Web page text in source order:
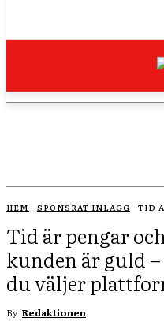
HEM SPONSRAT INLÄGG TID
Tid är pengar
kunden är guld
du väljer
By Redaktionen